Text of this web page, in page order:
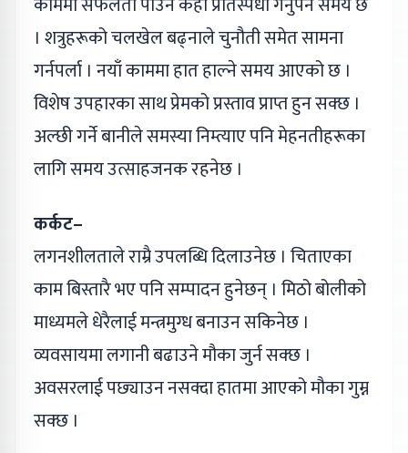
। शत्रुहरूको चलखेल बढ्नाले चुनौती समेत सामना
गर्नपर्ला । नयाँ काममा हात हाल्ने समय आएको छ ।
विशेष उपहारका साथ प्रेमको प्रस्ताव प्राप्त हुन सक्छ ।
अल्छी गर्ने बानीले समस्या निम्त्याए पनि मेहनतीहरूका
लागि समय उत्साहजनक रहनेछ ।
कर्कट–
लगनशीलताले राम्रै उपलब्धि दिलाउनेछ । चिताएका
काम बिस्तारै भए पनि सम्पादन हुनेछन् । मिठो बोलीको
माध्यमले धेरैलाई मन्त्रमुग्ध बनाउन सकिनेछ ।
व्यवसायमा लगानी बढाउने मौका जुर्न सक्छ ।
अवसरलाई पछ्याउन नसक्दा हातमा आएको मौका गुम्न
सक्छ ।